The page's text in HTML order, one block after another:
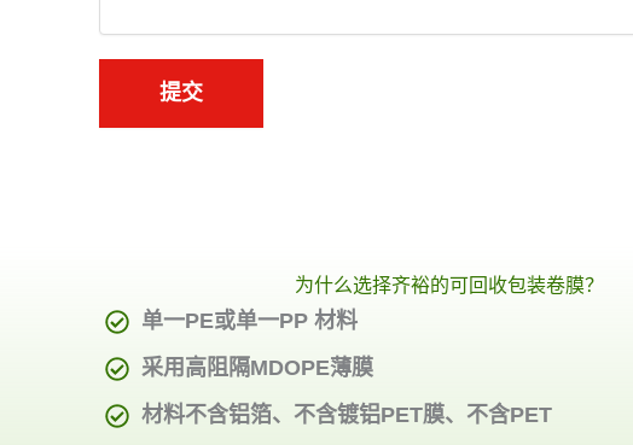
提交
为什么选择齐裕的可回收包装卷膜？
单一PE或单一PP 材料
采用高阻隔MDOPE薄膜
材料不含铝箔、不含镀铝PET膜、不含PET